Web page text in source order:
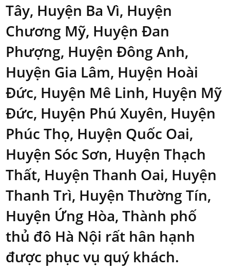
Tây, Huyện Ba Vì, Huyện
Chương Mỹ, Huyện Đan
Phượng, Huyện Đông Anh,
Huyện Gia Lâm, Huyện Hoài
Đức, Huyện Mê Linh, Huyện Mỹ
Đức, Huyện Phú Xuyên, Huyện
Phúc Thọ, Huyện Quốc Oai,
Huyện Sóc Sơn, Huyện Thạch
Thất, Huyện Thanh Oai, Huyện
Thanh Trì, Huyện Thường Tín,
Huyện Ứng Hòa, Thành phố
thủ đô Hà Nội rất hân hạnh
được phục vụ quý khách.